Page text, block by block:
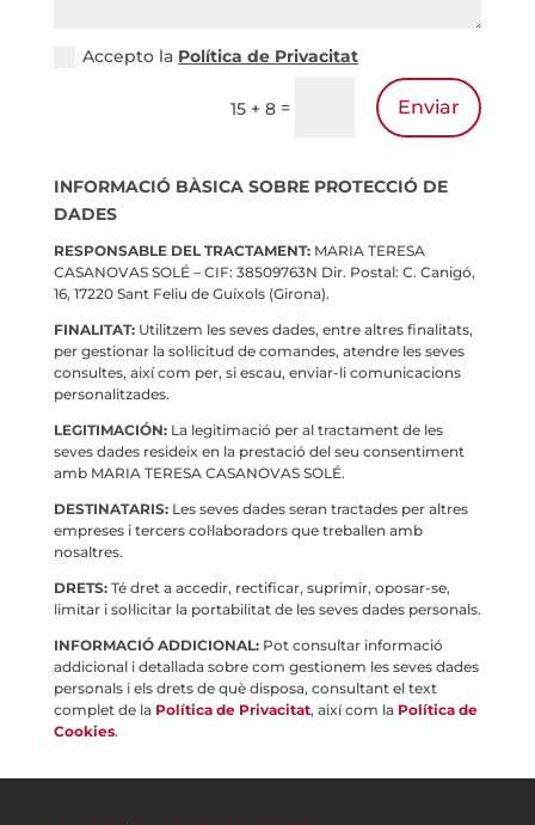
Accepto la Política de Privacitat
15 + 8 = Enviar
INFORMACIÓ BÀSICA SOBRE PROTECCIÓ DE
DADES
RESPONSABLE DEL TRACTAMENT:MARIA TERESA
CASANOVAS SOLÉ – CIF: 38509763N Dir. Postal: C. Canigó,
16, 17220 Sant Feliu de Guíxols (Girona).
FINALITAT:Utilitzem les seves dades, entre altres finalitats,
per gestionar la sol·licitud de comandes, atendre les seves
consultes, així com per, si escau, enviar-li comunicacions
personalitzades.
LEGITIMACIÓN: La legitimació per al tractament de les
seves dades resideix en la prestació del seu consentiment
amb MARIA TERESA CASANOVAS SOLÉ.
DESTINATARIS:Les seves dades seran tractades per altres
empreses i tercers col·laboradors que treballen amb
nosaltres.
DRETS:Té dret a accedir, rectificar, suprimir, oposar-se,
limitar i sol·licitar la portabilitat de les seves dades personals.
INFORMACIÓ ADDICIONAL: Pot consultar informació
addicional i detallada sobre com gestionem les seves dades
personals i els drets de què disposa, consultant el text
complet de la Política de Privacitat, així com la Política de
Cookies.